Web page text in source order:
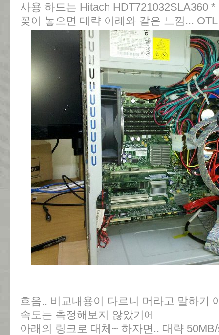
사용 하드는 Hitach HDT721032SLA360
꽂아 놓으면 대략 아래와 같은 느낌... OTL
흐음.. 비교내용이 다르니 머라고 말하기
속도는 측정해보지 않았기에
아래의 링크로 대체~ 하자면.. 대략